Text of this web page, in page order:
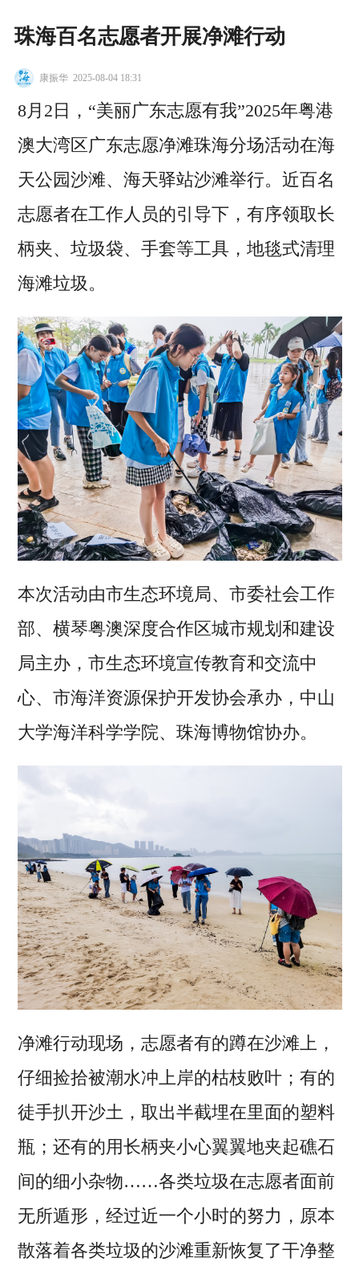
珠海百名志愿者开展净滩行动
康振华 2025-08-04 18:31
8月2日，“美丽广东志愿有我”2025年粤港
澳大湾区广东志愿净滩珠海分场活动在海
天公园沙滩、海天驿站沙滩举行。近百名
志愿者在工作人员的引导下，有序领取长
柄夹、垃圾袋、手套等工具，地毯式清理
海滩垃圾。
本次活动由市生态环境局、市委社会工作
部、横琴粤澳深度合作区城市规划和建设
局主办，市生态环境宣传教育和交流中
心、市海洋资源保护开发协会承办，中山
大学海洋科学学院、珠海博物馆协办。
净滩行动现场，志愿者有的蹲在沙滩上，
仔细捡拾被潮水冲上岸的枯枝败叶；有的
徒手扒开沙土，取出半截埋在里面的塑料
瓶；还有的用长柄夹小心翼翼地夹起礁石
间的细小杂物……各类垃圾在志愿者面前
无所遁形，经过近一个小时的努力，原本
散落着各类垃圾的沙滩重新恢复了干净整